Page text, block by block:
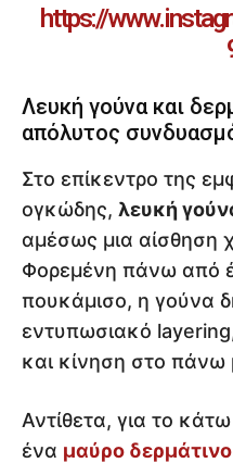
https://
Λευκή γούνα και
απόλυτος
Στο επίκεντρο της
ογκώδης, λευκή
αμέσως μια αίσθηση
Φορεμένη πάνω από
πουκάμισο, η γούνα
εντυπωσιακό
και κίνηση στο
Αντίθετα, για το
ένα μαύρο